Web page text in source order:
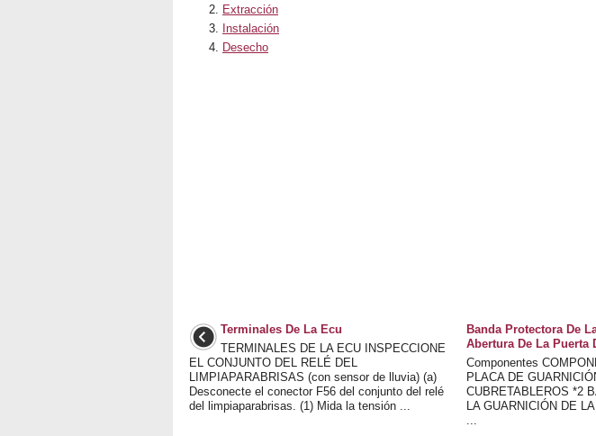
Extracción
Instalación
Desecho
Terminales De La Ecu
TERMINALES DE LA ECU INSPECCIONE
EL CONJUNTO DEL RELÉ DEL
LIMPIAPARABRISAS (con sensor de lluvia) (a)
Desconecte el conector F56 del conjunto del relé
del limpiaparabrisas. (1) Mida la tensión ...
Banda Protectora De
Abertura De La Puerta
Componentes
PLACA DE
CUBRETABLEROS *2
LA GUARNICIÓN DE
...